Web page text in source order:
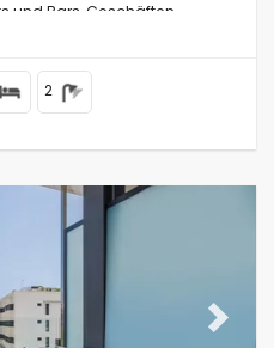
und Bars, Geschäften,
200 m vom
2
Next